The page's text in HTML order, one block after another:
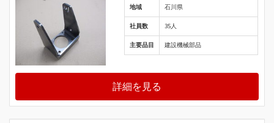
地域 石川県
社員数 35人
主要品目 建設機械部品
詳細を見る